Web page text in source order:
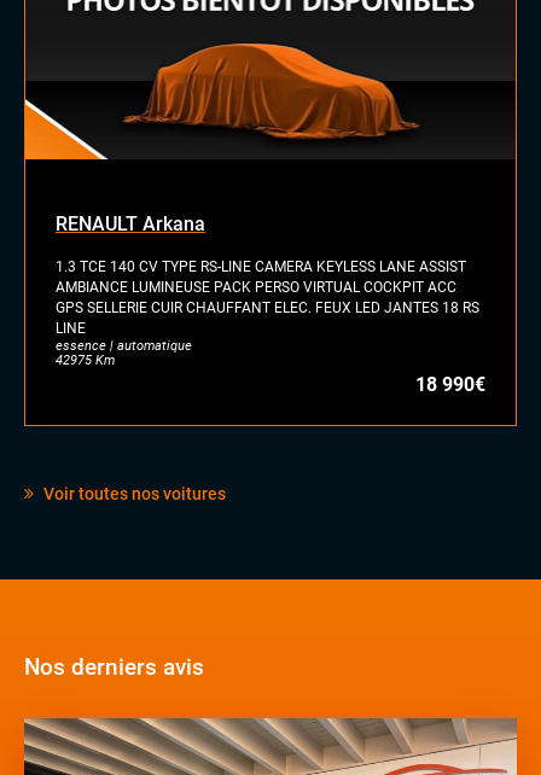
Volant sport
RENAULT Arkana
1.3 TCE 140 CV TYPE RS-LINE CAMERA KEYLESS LANE ASSIST
AMBIANCE LUMINEUSE PACK PERSO VIRTUAL COCKPIT ACC
GPS SELLERIE CUIR CHAUFFANT ELEC. FEUX LED JANTES 18 RS
LINE
essence | automatique
42975 Km
18 990€
Voir toutes nos voitures
Nos derniers avis